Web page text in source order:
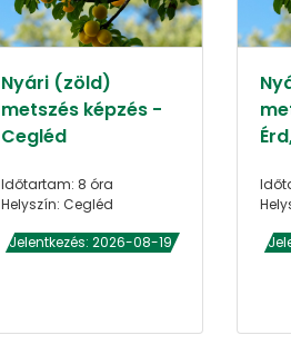
Nyári (zöld)
metszés képzés -
Cegléd
Időtartam: 8 óra
Helyszín: Cegléd
Jelentkezés: 2026-08-19